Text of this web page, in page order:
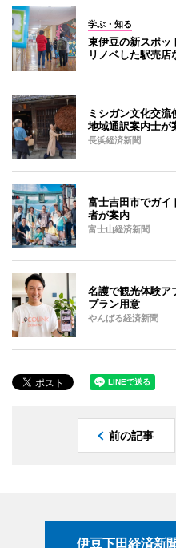
学ぶ・知る
東伊豆の新スポッ
リノベした駅売店
ミシガン文化交
地域通訳案内士が
長浜経済新聞
富士吉田市でガイ
者が案内
富士山経済新聞
名護で観光体験ア
プラン用意
やんばる経済新聞
前の記事
伊豆下田経済新